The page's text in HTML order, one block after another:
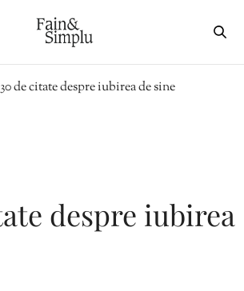
30 de citate despre iubirea de sine
despre iubirea